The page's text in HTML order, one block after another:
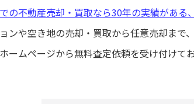
の不動産売却・買取なら30年の実績がある
ンや空き地の売却・買取から任意売却まで
ームページから無料査定依頼を受け付けて